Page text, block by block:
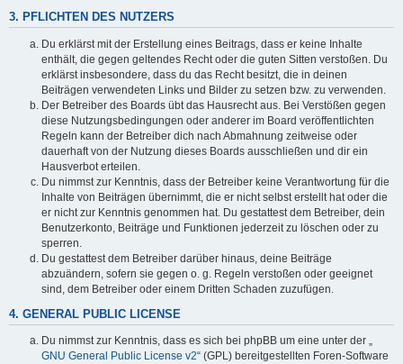
3. PFLICHTEN DES NUTZERS
Du erklärst mit der Erstellung eines Beitrags, dass er keine Inhalte
enthält, die gegen geltendes Recht oder die guten Sitten verstoßen. Du
erklärst insbesondere, dass du das Recht besitzt, die in deinen
Beiträgen verwendeten Links und Bilder zu setzen bzw. zu verwenden.
Der Betreiber des Boards übt das Hausrecht aus. Bei Verstößen gegen
diese Nutzungsbedingungen oder anderer im Board veröffentlichten
Regeln kann der Betreiber dich nach Abmahnung zeitweise oder
dauerhaft von der Nutzung dieses Boards ausschließen und dir ein
Hausverbot erteilen.
Du nimmst zur Kenntnis, dass der Betreiber keine Verantwortung für die
Inhalte von Beiträgen übernimmt, die er nicht selbst erstellt hat oder die
er nicht zur Kenntnis genommen hat. Du gestattest dem Betreiber, dein
Benutzerkonto, Beiträge und Funktionen jederzeit zu löschen oder zu
sperren.
Du gestattest dem Betreiber darüber hinaus, deine Beiträge
abzuändern, sofern sie gegen o. g. Regeln verstoßen oder geeignet
sind, dem Betreiber oder einem Dritten Schaden zuzufügen.
4. GENERAL PUBLIC LICENSE
Du nimmst zur Kenntnis, dass es sich bei phpBB um eine unter der „
GNU General Public License v2“ (GPL) bereitgestellten Foren-Software